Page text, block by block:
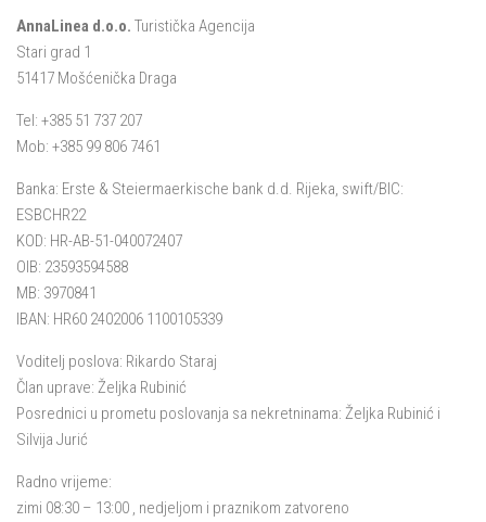
AnnaLinea d.o.o. Turistička Agencija
Stari grad 1
51417 Mošćenička Draga
Tel: +385 51 737 207
Mob: +385 99 806 7461
Banka: Erste & Steiermaerkische bank d.d. Rijeka, swift/BIC:
ESBCHR22
KOD: HR-AB-51-040072407
OIB: 23593594588
MB: 3970841
IBAN: HR60 2402006 1100105339
Voditelj poslova: Rikardo Staraj
Član uprave: Željka Rubinić
Posrednici u prometu poslovanja sa nekretninama: Željka Rubinić i
Silvija Jurić
Radno vrijeme:
zimi 08:30 – 13:00 , nedjeljom i praznikom zatvoreno